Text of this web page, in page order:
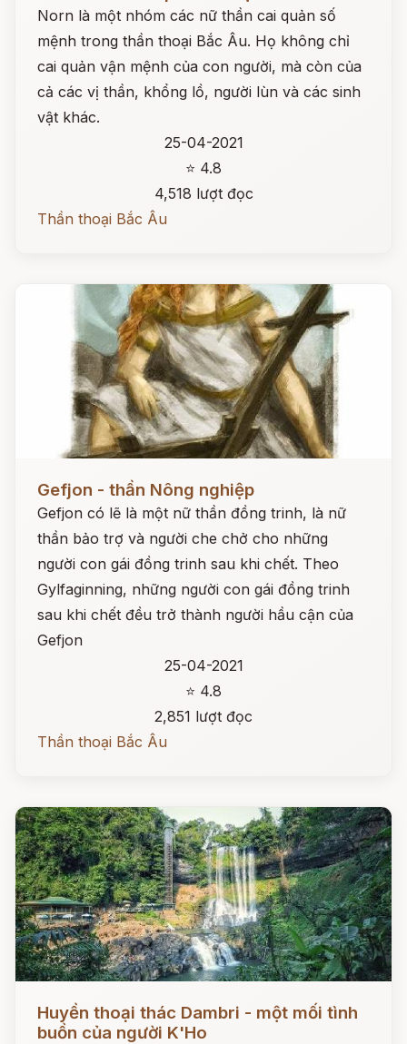
Norn là một nhóm các nữ thần cai quản số
mệnh trong thần thoại Bắc Âu. Họ không chỉ
cai quản vận mệnh của con người, mà còn của
cả các vị thần, khổng lồ, người lùn và các sinh
vật khác.
25-04-2021
⭐ 4.8
4,518 lượt đọc
Thần thoại Bắc Âu
Gefjon - thần Nông nghiệp
Gefjon có lẽ là một nữ thần đồng trinh, là nữ
thần bảo trợ và người che chở cho những
người con gái đồng trinh sau khi chết. Theo
Gylfaginning, những người con gái đồng trinh
sau khi chết đều trở thành người hầu cận của
Gefjon
25-04-2021
⭐ 4.8
2,851 lượt đọc
Thần thoại Bắc Âu
Đọc ngay
Huyền thoại thác Dambri - một mối tình
buồn của người K'Ho